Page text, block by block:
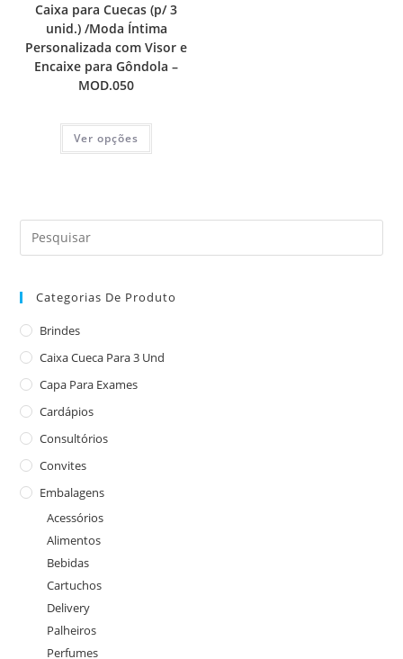
Caixa para Cuecas (p/ 3
unid.) /Moda Íntima
Personalizada com Visor e
Encaixe para Gôndola –
MOD.050
Ver opções
Categorias De Produto
Brindes
Caixa Cueca Para 3 Und
Capa Para Exames
Cardápios
Consultórios
Convites
Embalagens
Acessórios
Alimentos
Bebidas
Cartuchos
Delivery
Palheiros
Perfumes